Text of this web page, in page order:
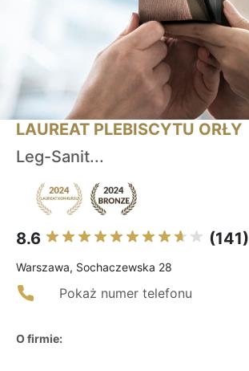
LAUREAT PLEBISCYTU ORŁY
Leg-Sanit...
8.6 (141)
Warszawa, Sochaczewska 28
Pokaż numer telefonu
O firmie: